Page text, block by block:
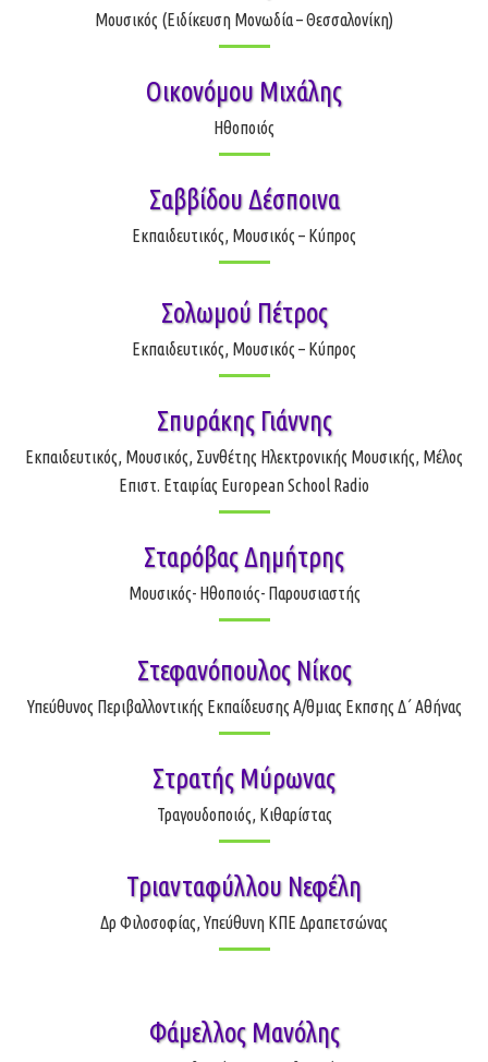
Μουσικός (Ειδίκευση Μονωδία – Θεσσαλονίκη)
Οικονόμου Μιχάλης
Ηθοποιός
Σαββίδου Δέσποινα
Εκπαιδευτικός, Μουσικός – Κύπρος
Σολωμού Πέτρος
Εκπαιδευτικός, Μουσικός – Κύπρος
Σπυράκης Γιάννης
Εκπαιδευτικός, Μουσικός, Συνθέτης Ηλεκτρονικής Μουσικής, Μέλος
Επιστ. Εταιρίας European School Radio
Σταρόβας Δημήτρης
Μουσικός- Ηθοποιός- Παρουσιαστής
Στεφανόπουλος Νίκος
Υπεύθυνος Περιβαλλοντικής Εκπαίδευσης Α/θμιας Εκπσης Δ΄ Αθήνας
Στρατής Μύρωνας
Τραγουδοποιός, Κιθαρίστας
Τριανταφύλλου Νεφέλη
Δρ Φιλοσοφίας, Υπεύθυνη ΚΠΕ Δραπετσώνας
Φάμελλος Μανόλης